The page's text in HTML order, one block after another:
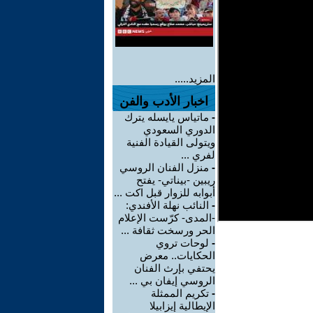
المزيد.....
اخبار الأدب والفن
- ماتياس يايسله يترك
الدوري السعودي
ويتولى القيادة الفنية
لفري ...
- منزل الفنان الروسي
ريبين -بيناتي- يفتح
أبوابه للزوار قبل اكت ...
- النائب نهلة الأفندي:
-المدى- كرّست الإعلام
الحر ورسخت ثقافة ...
- لوحات تروي
الحكايات.. معرض
يحتفي بإرث الفنان
الروسي إيفان بي ...
- تكريم الممثلة
الإيطالية إيزابيلا